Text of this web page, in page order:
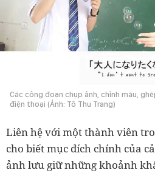
Các công đoạn chụp ảnh, chỉnh màu,
điện thoại (Ảnh: Tô Thu Trang)
Liên hệ với một thành viên
cho biết mục đích chính của
ảnh lưu giữ những khoảnh